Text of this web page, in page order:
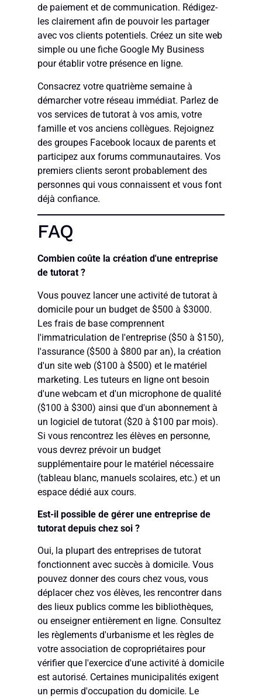
de paiement et de communication. Rédigez-
les clairement afin de pouvoir les partager
avec vos clients potentiels. Créez un site web
simple ou une fiche Google My Business
pour établir votre présence en ligne.
Consacrez votre quatrième semaine à
démarcher votre réseau immédiat. Parlez de
vos services de tutorat à vos amis, votre
famille et vos anciens collègues. Rejoignez
des groupes Facebook locaux de parents et
participez aux forums communautaires. Vos
premiers clients seront probablement des
personnes qui vous connaissent et vous font
déjà confiance.
FAQ
Combien coûte la création d'une entreprise
de tutorat ?
Vous pouvez lancer une activité de tutorat à
domicile pour un budget de $500 à $3000.
Les frais de base comprennent
l'immatriculation de l'entreprise ($50 à $150),
l'assurance ($500 à $800 par an), la création
d'un site web ($100 à $500) et le matériel
marketing. Les tuteurs en ligne ont besoin
d'une webcam et d'un microphone de qualité
($100 à $300) ainsi que d'un abonnement à
un logiciel de tutorat ($20 à $100 par mois).
Si vous rencontrez les élèves en personne,
vous devrez prévoir un budget
supplémentaire pour le matériel nécessaire
(tableau blanc, manuels scolaires, etc.) et un
espace dédié aux cours.
Est-il possible de gérer une entreprise de
tutorat depuis chez soi ?
Oui, la plupart des entreprises de tutorat
fonctionnent avec succès à domicile. Vous
pouvez donner des cours chez vous, vous
déplacer chez vos élèves, les rencontrer dans
des lieux publics comme les bibliothèques,
ou enseigner entièrement en ligne. Consultez
les règlements d'urbanisme et les règles de
votre association de copropriétaires pour
vérifier que l'exercice d'une activité à domicile
est autorisé. Certaines municipalités exigent
un permis d'occupation du domicile. Le